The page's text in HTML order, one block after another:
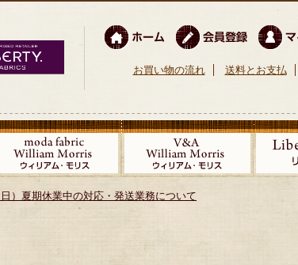
お買い物の流れ 送料とお支払
）夏期休業中の対応・発送業務について